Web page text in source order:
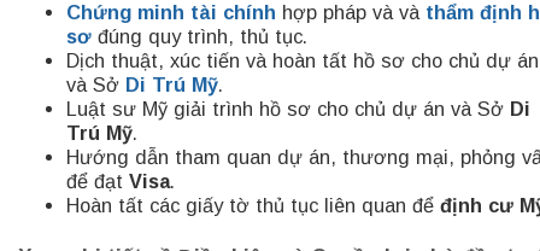
Chứng minh tài chính hợp pháp và và thẩm định
sơ đúng quy trình, thủ tục.
Dịch thuật, xúc tiến và hoàn tất hồ sơ cho chủ dự án
và Sở Di Trú Mỹ.
Luật sư Mỹ giải trình hồ sơ cho chủ dự án và Sở Di
Trú Mỹ.
Hướng dẫn tham quan dự án, thương mại, phỏng
để đạt Visa.
Hoàn tất các giấy tờ thủ tục liên quan để định cư